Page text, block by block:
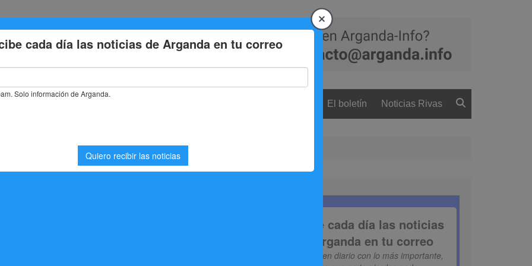
El boletín Noticias Rivas
buscando. Quizá pueda ayudarte una búsqueda.